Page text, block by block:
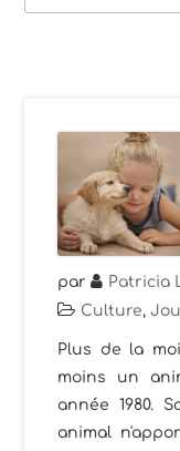
par Patricia
Culture,
Plus de la
moins un
année 1980.
animal
des